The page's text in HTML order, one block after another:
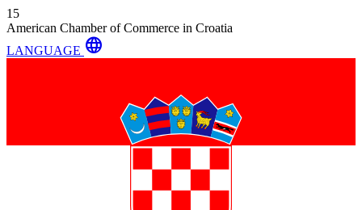
15
American Chamber of Commerce in Croatia
LANGUAGE language